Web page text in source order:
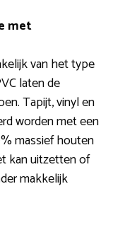
met
van het type
laten de
Tapijt, vinyl en
worden met een
massief houten
kan uitzetten of
makkelijk